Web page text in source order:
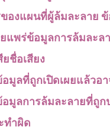
องแผนที่ผู้ล้มละลาย
แพร่ข้อมูลการล้มละล
ชื่อเสียง
มูลที่ถูกเปิดเผยแล้วอ
มูลการล้มละลายที่ถูก
ทำผิด